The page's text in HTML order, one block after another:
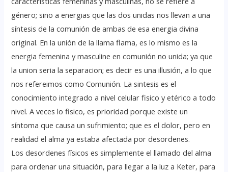
género; sino a energias que las dos unidas nos llevan a una
síntesis de la comunión de ambas de esa energia divina
original. En la unión de la llama flama, es lo mismo es la
energia femenina y masculine en comunión no unida; ya que
la union seria la separacion; es decir es una illusión, a lo que
nos refereimos como Comunión. La sintesis es el
conocimiento integrado a nivel celular fisico y etérico a todo
nivel. A veces lo fisico, es prioridad porque existe un
síntoma que causa un sufrimiento; que es el dolor, pero en
realidad el alma ya estaba afectada por desordenes.
Los desordenes físicos es simplemente el llamado del alma
para ordenar una situación, para llegar a la luz a Keter, para